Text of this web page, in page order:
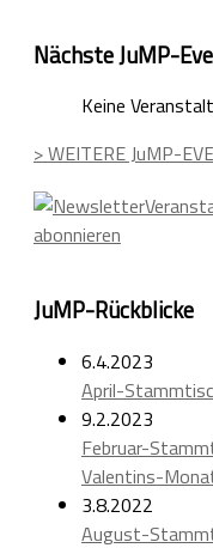
Nächste JuMP-
Keine
> WEITERE JuMP-
abonnieren
JuMP-Rückblicke
6.4.2023
April-
9.2.2023
Februar-
Valentins-
3.8.2022
August-